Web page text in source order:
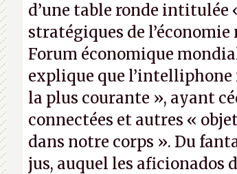
d’une table ronde intitulée
stratégiques de
Forum économique
explique que l’intelliphone
la plus courante », ayant
connectées et autres «
dans notre corps ». Du
jus, auquel les aficionados